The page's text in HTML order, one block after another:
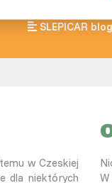
SLEPICAR
w Czeskiej
dla niektórych